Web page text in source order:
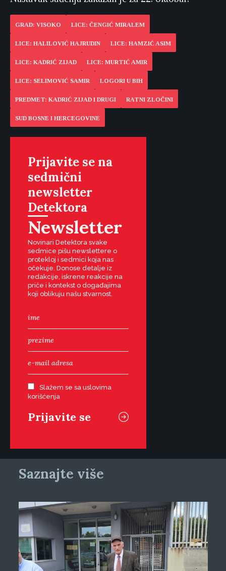
GRAD: VISOKO LICE: ČENGIĆ MIRALEM
LICE: HALILOVIĆ HAJRUDIN LICE: HAMZIĆ ASIM
LICE: KADRIĆ ZIJAD LICE: MURTIĆ AMIR
LICE: SELIMOVIĆ SAMIR LOGORI U BIH
PREDMET: KADRIĆ ZIJAD I DRUGI RATNI ZLOČINI
SUD BOSNE I HERCEGOVINE
Prijavite se na
sedmični
newsletter
Detektora
Newsletter
Novinari Detektora svake
sedmice pišu newslettere o
protekloj i sedmici koja nas
očekuje. Donose detalje iz
redakcije, iskrene reakcije na
priče i kontekst o događajima
koji oblikuju našu stvarnost.
Slažem se sa uslovima
korišćenja
Saznajte više